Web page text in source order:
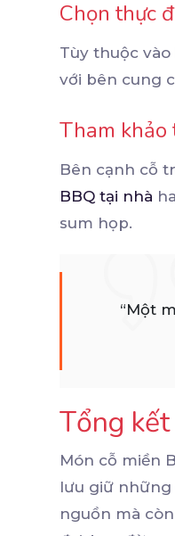
Chọn thực
Tùy thuộc
với bên cung
Tham khảo
Bên cạnh cỗ
BBQ tại nhà
sum họp.
“Một
Tổng kết
Món cỗ miền
lưu giữ những
nguồn mà